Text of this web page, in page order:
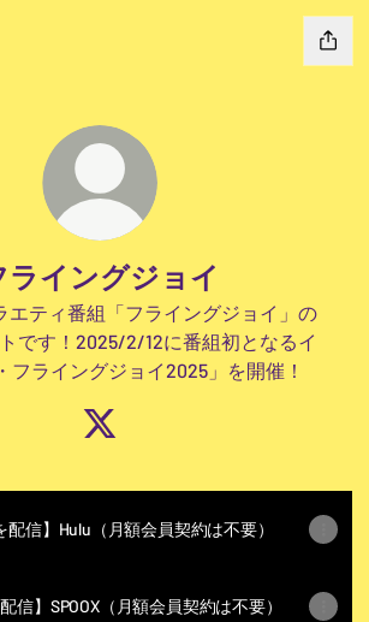
ライングジョイ
エティ番組「フライングジョイ」の
です！2025/2/12に番組初となるイ
フライングジョイ2025」を開催！
配信】Hulu（月額会員契約は不要）
信】SPOOX（月額会員契約は不要）